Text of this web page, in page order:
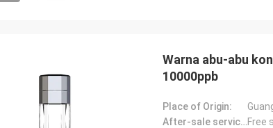
Warna abu-abu
10000ppb
Place of Origin:
After-sale service provided:Free